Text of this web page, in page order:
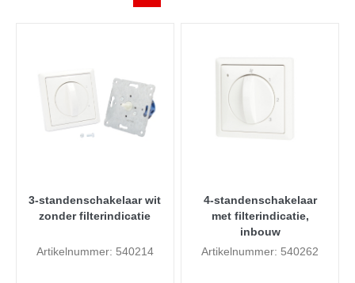
3-standenschakelaar wit
zonder filterindicatie
Artikelnummer: 540214
4-standenschakelaar
met filterindicatie,
inbouw
Artikelnummer: 540262